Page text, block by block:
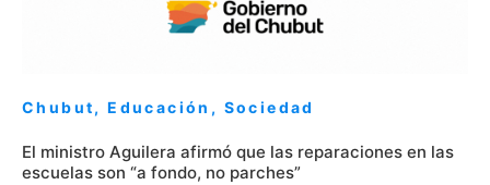
Chubut,Educación , Sociedad
El ministro Aguilera afirmó que las reparaciones en las
escuelas son “a fondo, no parches”